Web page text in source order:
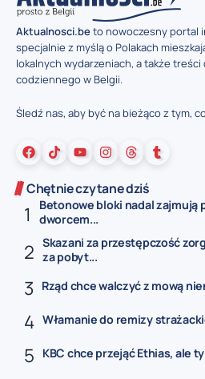
Aktualnosci.beto nowoczesny portal
specjalnie z myślą o Polakach
lokalnych wydarzeniach, a także
codziennego w Belgii.
Śledź nas, aby być na bieżąco z tym,
Chętnie czytane dziś
Betonowe bloki nadal zajmują
dworcem...
Skazani za przestępczość
za pobyt...
Rząd chce walczyć z mową
Włamanie do remizy
KBC chce przejąć Ethias, ale